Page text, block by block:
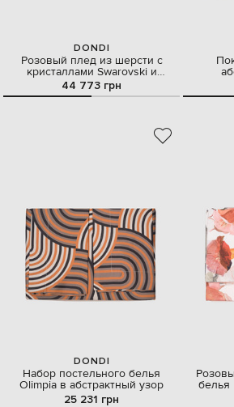
DONDI
Розовый плед из шерсти с
кристаллами Swarovski и
бусинами
44 773 грн
DONDI
Набор постельного белья
Olimpia в абстрактный узор
25 231 грн
белья